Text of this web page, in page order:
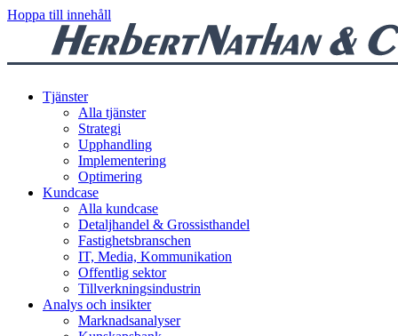
Hoppa till innehåll
Tjänster
Alla tjänster
Strategi
Upphandling
Implementering
Optimering
Kundcase
Alla kundcase
Detaljhandel & Grossisthandel
Fastighetsbranschen
IT, Media, Kommunikation
Offentlig sektor
Tillverkningsindustrin
Analys och insikter
Marknadsanalyser